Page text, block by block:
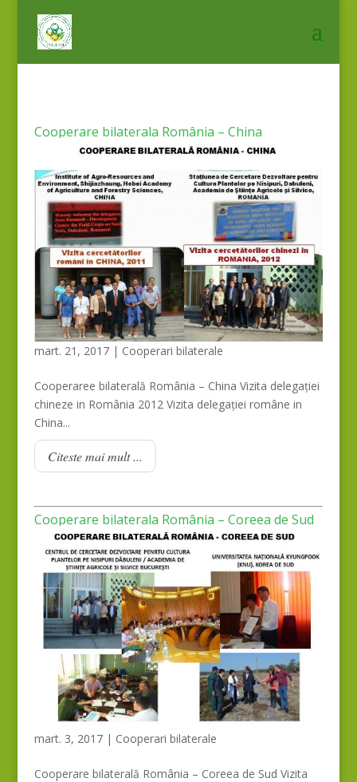
Cooperare bilaterala România – China
mart. 21, 2017| Cooperari bilaterale
Cooperaree bilaterală România – China Vizita delegației
chineze in România 2012 Vizita delegației române in
China...
Citeste mai mult ...
Cooperare bilaterala România – Coreea de Sud
mart. 3, 2017| Cooperari bilaterale
Cooperare bilaterală România – Coreea de Sud Vizita